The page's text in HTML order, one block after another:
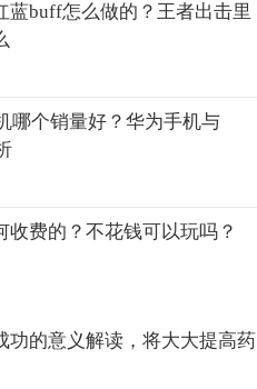
蓝buff怎么做的？王者出击里
哪个销量好？华为手机与
收费的？不花钱可以玩吗？
功的意义解读，将大大提高药